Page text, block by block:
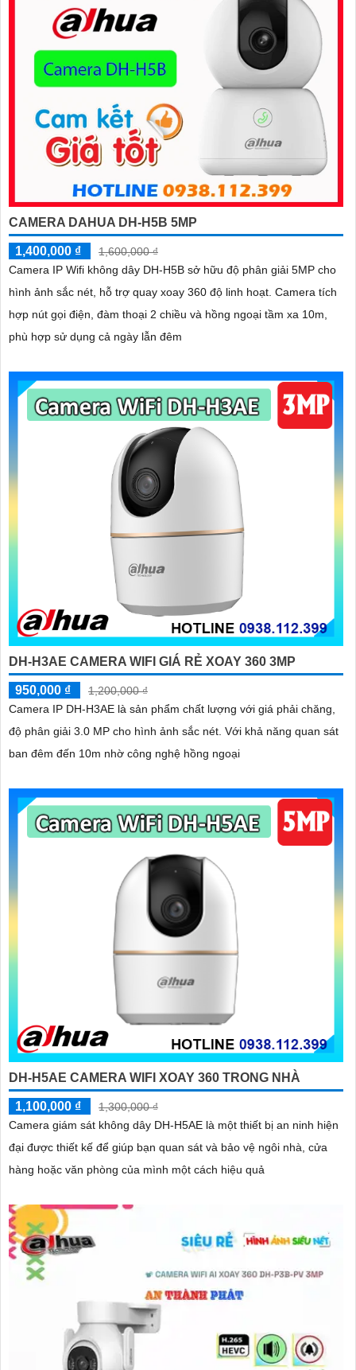
CAMERA DAHUA DH-H5B 5MP
1,400,000 ₫
1,600,000 ₫
Camera IP Wifi không dây DH-H5B sở hữu độ phân giải 5MP cho
hình ảnh sắc nét, hỗ trợ quay xoay 360 độ linh hoạt. Camera tích
hợp nút gọi điện, đàm thoại 2 chiều và hồng ngoại tầm xa 10m,
phù hợp sử dụng cả ngày lẫn đêm
DH-H3AE CAMERA WIFI GIÁ RẺ XOAY 360 3MP
950,000 ₫
1,200,000 ₫
Camera IP DH-H3AE là sản phẩm chất lượng với giá phải chăng,
độ phân giải 3.0 MP cho hình ảnh sắc nét. Với khả năng quan sát
ban đêm đến 10m nhờ công nghệ hồng ngoại
DH-H5AE CAMERA WIFI XOAY 360 TRONG NHÀ
1,100,000 ₫
1,300,000 ₫
Camera giám sát không dây DH-H5AE là một thiết bị an ninh hiện
đại được thiết kế để giúp bạn quan sát và bảo vệ ngôi nhà, cửa
hàng hoặc văn phòng của mình một cách hiệu quả